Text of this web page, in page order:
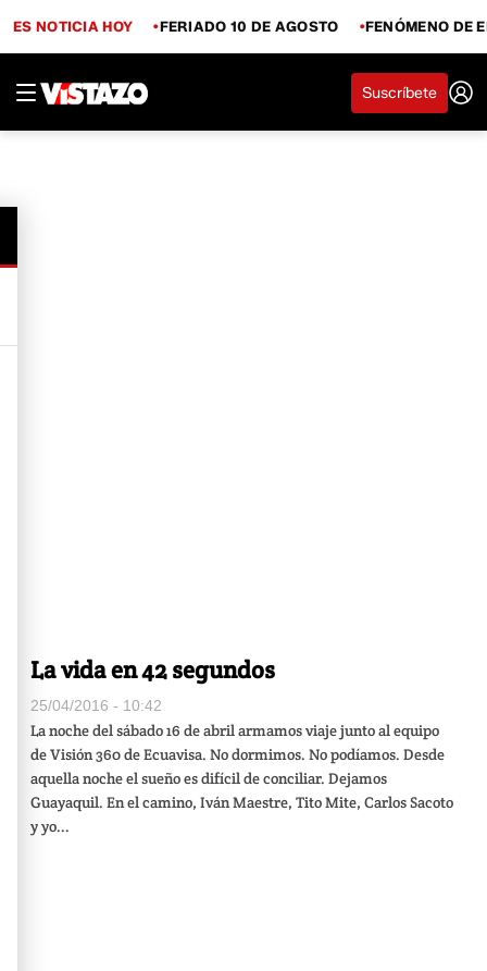
ES NOTICIA HOY FERIADO 10 DE AGOSTO FENÓMENO DE
Suscríbete
La vida en 42 segundos
25/04/2016 - 10:42
La noche del sábado 16 de abril armamos viaje junto al equipo
de Visión 360 de Ecuavisa. No dormimos. No podíamos. Desde
aquella noche el sueño es difícil de conciliar. Dejamos
Guayaquil. En el camino, Iván Maestre, Tito Mite, Carlos Sacoto
y yo...